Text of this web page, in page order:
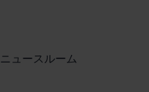
ニュースルーム